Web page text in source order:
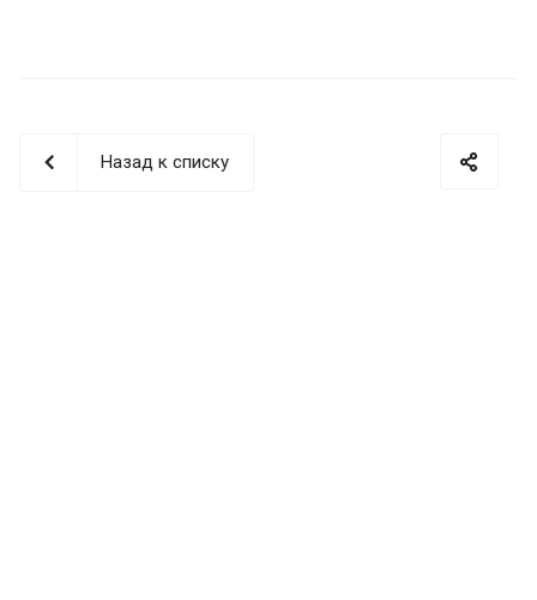
Назад к списку